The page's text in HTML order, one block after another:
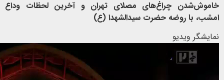
خاموش‌شدن چراغ‌های مصلای تهران و آخرین لحظات وداع
امشب، با روضه حضرت سیدالشهدا (ع)
نمایشگر ویدیو